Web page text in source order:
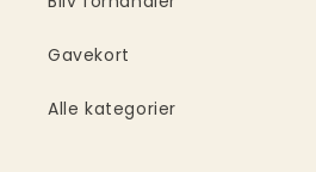
Gavekort
Alle kategorier